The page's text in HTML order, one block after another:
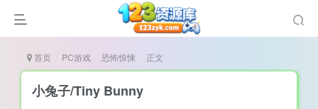
首页 PC游戏 恐怖惊悚 正文
小兔子/Tiny Bunny